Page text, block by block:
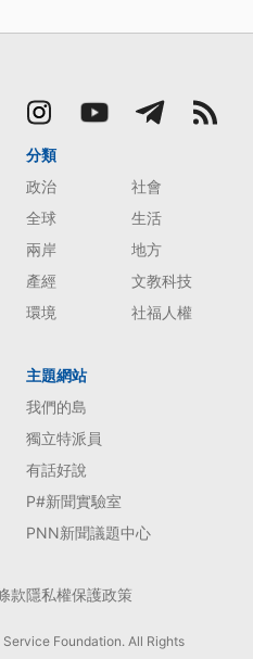
分類
政治
社會
全球
生活
兩岸
地方
產經
文教科技
環境
社福人權
主題網站
我們的島
獨立特派員
有話好說
P#新聞實驗室
PNN新聞議題中心
款隱私權保護政策
Foundation. All Rights